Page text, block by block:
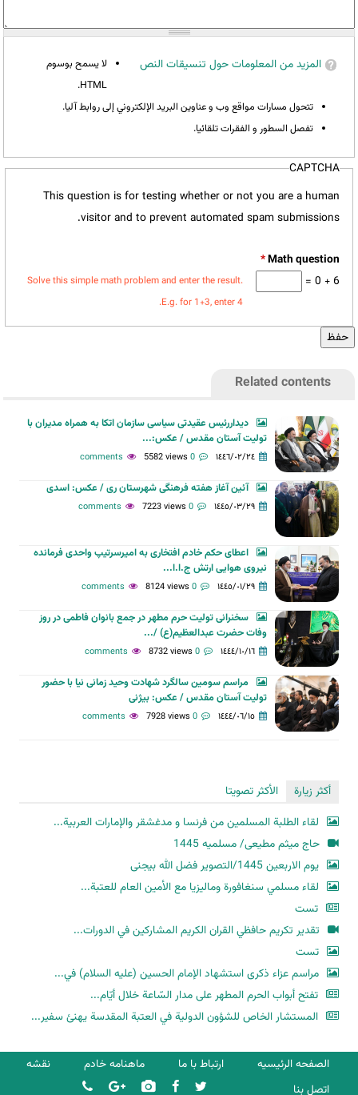
المزيد من المعلومات حول تنسيقات النص
لا يسمح بوسوم
HTML.
تتحول مسارات مواقع وب و عناوين البريد الإلكتروني إلى روابط آليا.
تفصل السطور و الفقرات تلقائيا.
CAPTCHA
This question is for testing whether or not you are a human
visitor and to prevent automated spam submissions.
*
6 + 0 =
Solve this simple math problem and enter the result.
E.g. for 1+3, enter 4.
Related contents
دیداررئیس عقیدتی سیاسی سازمان اتکا به همراه مدیران با
تولیت آستان مقدس / عکس:...
١٤٤٦/٠٢/٢٤ 0 comments
5582 views
آئین آغاز هفته فرهنگی شهرستان ری / عکس: اسدی
١٤٤٥/٠٣/٢٩ 0 comments
7223 views
اعطای حکم خادم افتخاری به امیرسرتیپ واحدی فرمانده
نیروی هوایی ارتش ج.ا.ا...
١٤٤٥/٠١/٢٩ 0 comments
8124 views
سخنرانی تولیت حرم مطهر در جمع بانوان فاطمی در روز
وفات حضرت عبدالعظیم(ع) /...
١٤٤٤/١٠/١٦ 0 comments
8732 views
مراسم سومین سالگرد شهادت وحید زمانی نیا با حضور
تولیت آستان مقدس / عکس: بیژنی
١٤٤٤/٠٦/١٥ 0 comments
7928 views
أكثر زيارة
الأكثر تصويتا
لقاء الطلبة المسلمين من فرنسا و مدغشقر والإمارات العربية...
حاج میثم مطیعی/ مسلمیه 1445
یوم الاربعین 1445/التصویر فضل الله بیجنی
لقاء مسلمي سنغافورة وماليزيا مع الأمين العام للعتبة...
تست
تقدير تكريم حافظي القران الكريم المشاركين في الدورات...
تست
مراسم عزاء ذكرى استشهاد الإمام الحسين (عليه السلام) في...
تفتح أبواب الحرم المطهر على مدار السّاعة خلال أيّام...
المستشار الخاص للشؤون الدولية في العتبة المقدسة يهنئ سفير...
الصفحه الرئیسیه ارتباط با ما ماهنامه خادم
نقشه
اتصل بنا